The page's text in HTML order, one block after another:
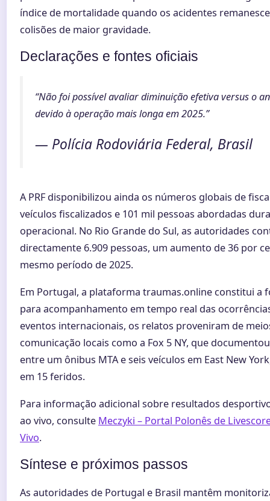
índice de mortalidade quando os acidentes
colisões de maior gravidade.
Declarações e fontes oficiais
“Não foi possível avaliar diminuição efetiva versus o
devido à operação mais longa em 2025.”
— Polícia Rodoviária Federal, Brasil
A PRF disponibilizou ainda os números globais de
veículos fiscalizados e 101 mil pessoas abordadas
operacional. No Rio Grande do Sul, as autoridades
directamente 6.909 pessoas, um aumento de 36 por
mesmo período de 2025.
Em Portugal, a plataforma traumas.online constitui a
para acompanhamento em tempo real das
eventos internacionais, os relatos proveniram de
comunicação locais como a Fox 5 NY, que
entre um ônibus MTA e seis veículos em East New
em 15 feridos.
Para informação adicional sobre resultados
ao vivo, consulte Meczyki – Portal Polonês de
Vivo.
Síntese e próximos passos
As autoridades de Portugal e Brasil mantêm